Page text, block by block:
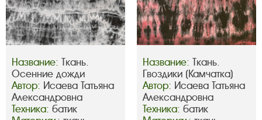
Название: Ткань.
Осенние дожди
Автор: Исаева Татьяна
Александровна
Техника: батик
Название: Ткань.
Гвоздики (Камчатка)
Автор: Исаева Татьяна
Александровна
Техника: батик